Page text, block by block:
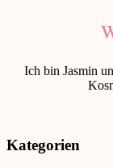
Ich bin Jasmin
Kategorien